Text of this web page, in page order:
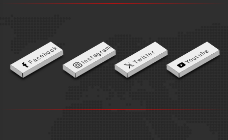
Facebook Instagram Twitter Youtube